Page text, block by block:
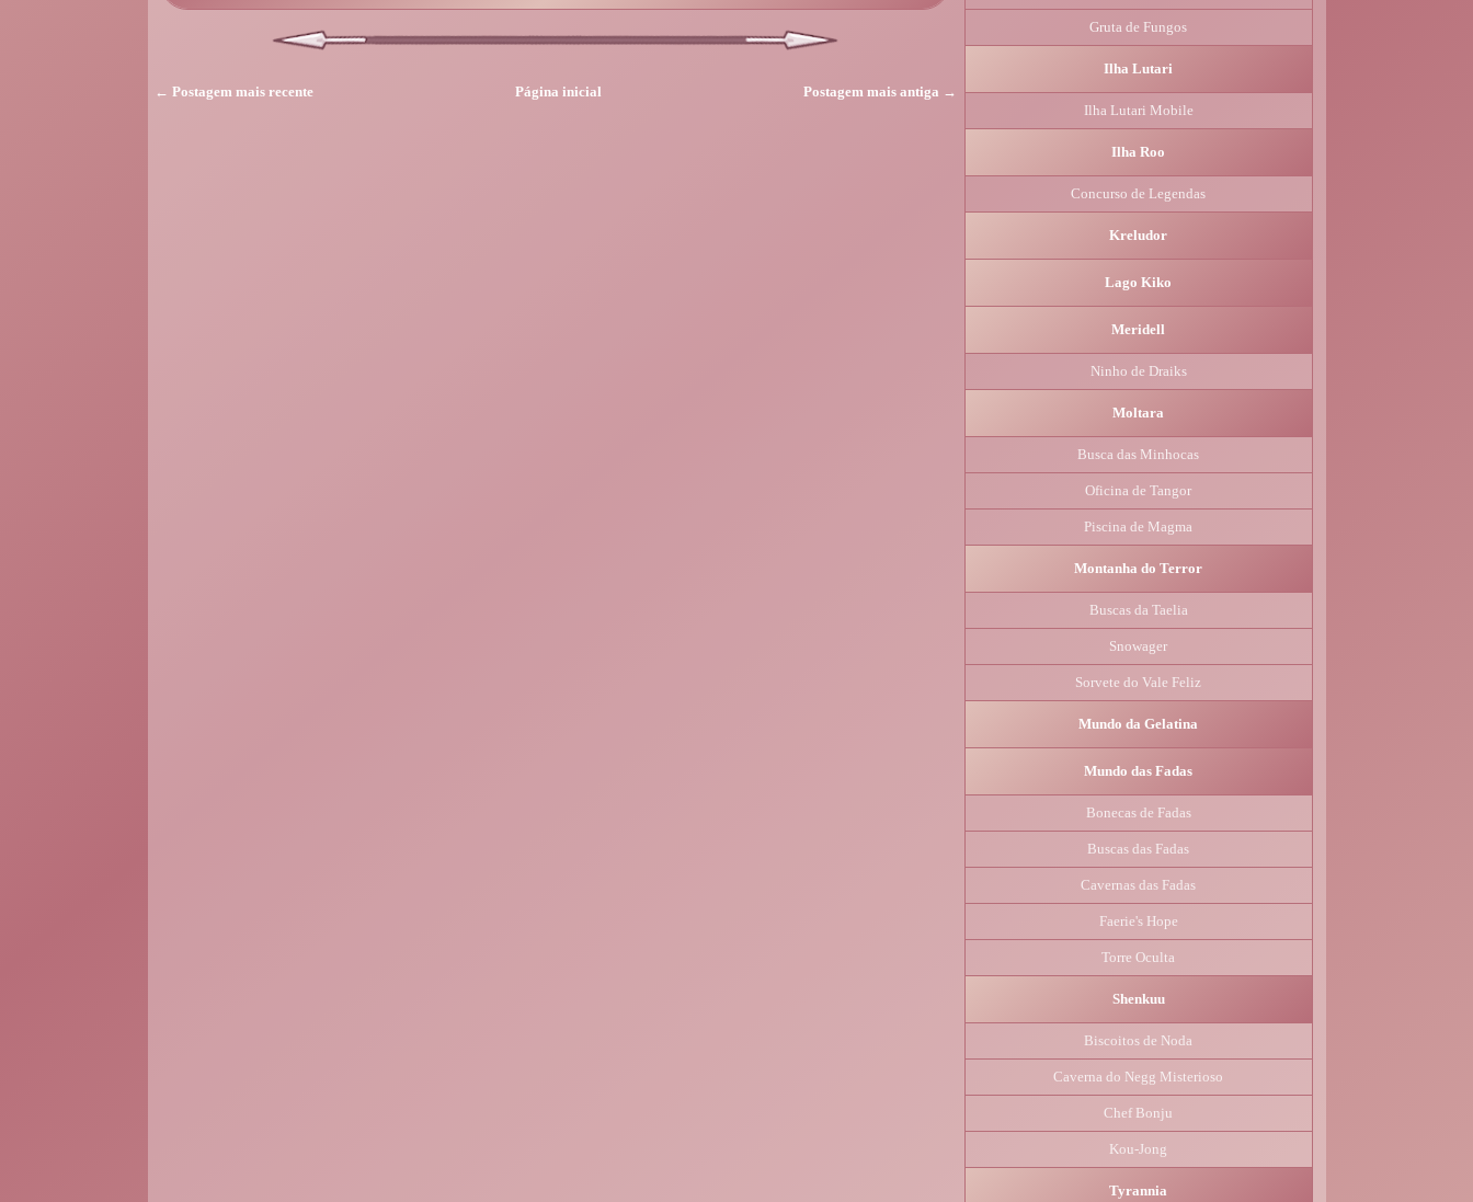
← Postagem mais recente Postagem mais antiga →
Página inicial
Gruta de Fungos
Ilha Lutari
Ilha Lutari Mobile
Ilha Roo
Concurso de Legendas
Kreludor
Lago Kiko
Meridell
Ninho de Draiks
Moltara
Busca das Minhocas
Oficina de Tangor
Piscina de Magma
Montanha do Terror
Buscas da Taelia
Snowager
Sorvete do Vale Feliz
Mundo da Gelatina
Mundo das Fadas
Bonecas de Fadas
Buscas das Fadas
Cavernas das Fadas
Faerie's Hope
Torre Oculta
Shenkuu
Biscoitos de Noda
Caverna do Negg Misterioso
Chef Bonju
Kou-Jong
Tyrannia